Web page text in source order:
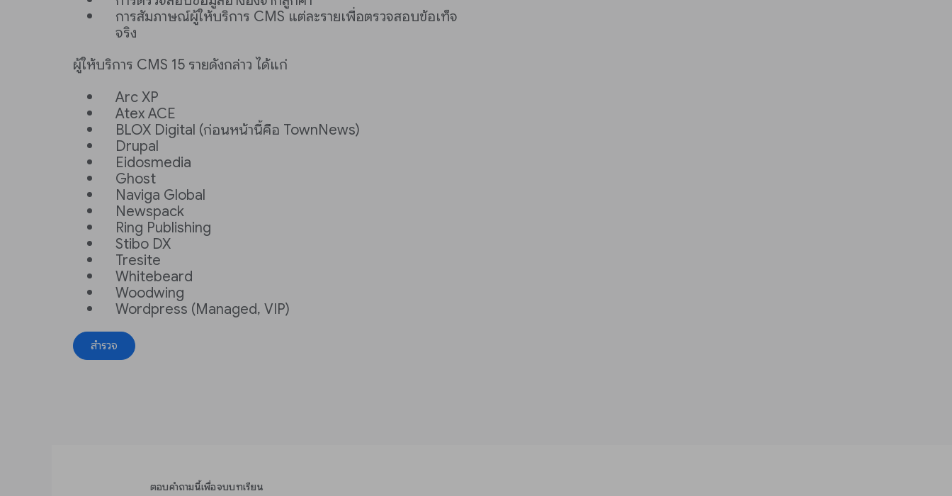
การสัมภาษณ์ผู้ให้บริการ CMS แต่ละรายเพื่อตรวจสอบข้อเท็จ
จริง
ผู้ให้บริการ CMS 15 รายดังกล่าว ได้แก่
Arc XP
Atex ACE
BLOX Digital (ก่อนหน้านี้คือ TownNews)
Drupal
Eidosmedia
Ghost
Naviga Global
Newspack
Ring Publishing
Stibo DX
Tresite
Whitebeard
Woodwing
Wordpress (Managed, VIP)
สำรวจ
ตอบคำถามนี้เพื่อจบบทเรียน